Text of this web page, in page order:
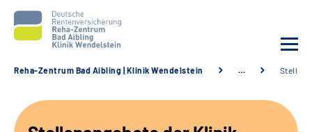
Reha-Zentrum Bad Aibling | Klinik Wendelstein …